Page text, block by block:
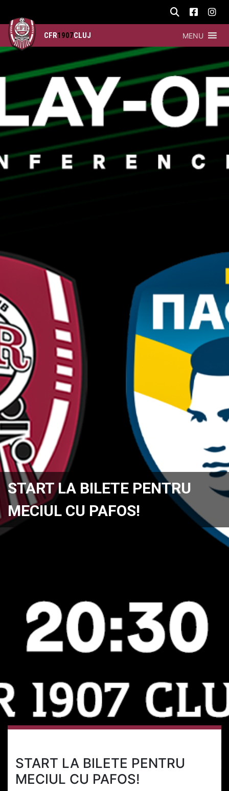
CFR1907CLUJ MENU
START LA BILETE PENTRU
MECIUL CU PAFOS!
START LA BILETE PENTRU
MECIUL CU PAFOS!